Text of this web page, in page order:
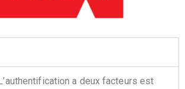
a deux facteurs est